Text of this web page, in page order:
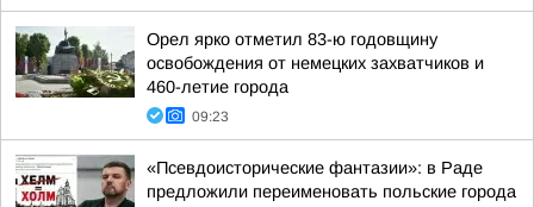
Орел ярко отметил 83-ю годовщину
освобождения от немецких захватчиков и
460-летие города
09:23
«Псевдоисторические фантазии»: в Раде
предложили переименовать польские города